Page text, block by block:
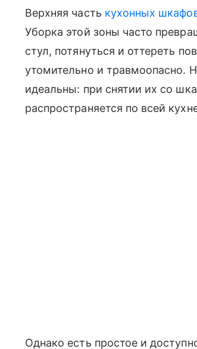
Верхняя часть кухонных
Уборка этой зоны часто
стул, потянуться и оттереть
утомительно и травмоопасно.
идеальны: при снятии их со
распространяется по всей
Однако есть простое и